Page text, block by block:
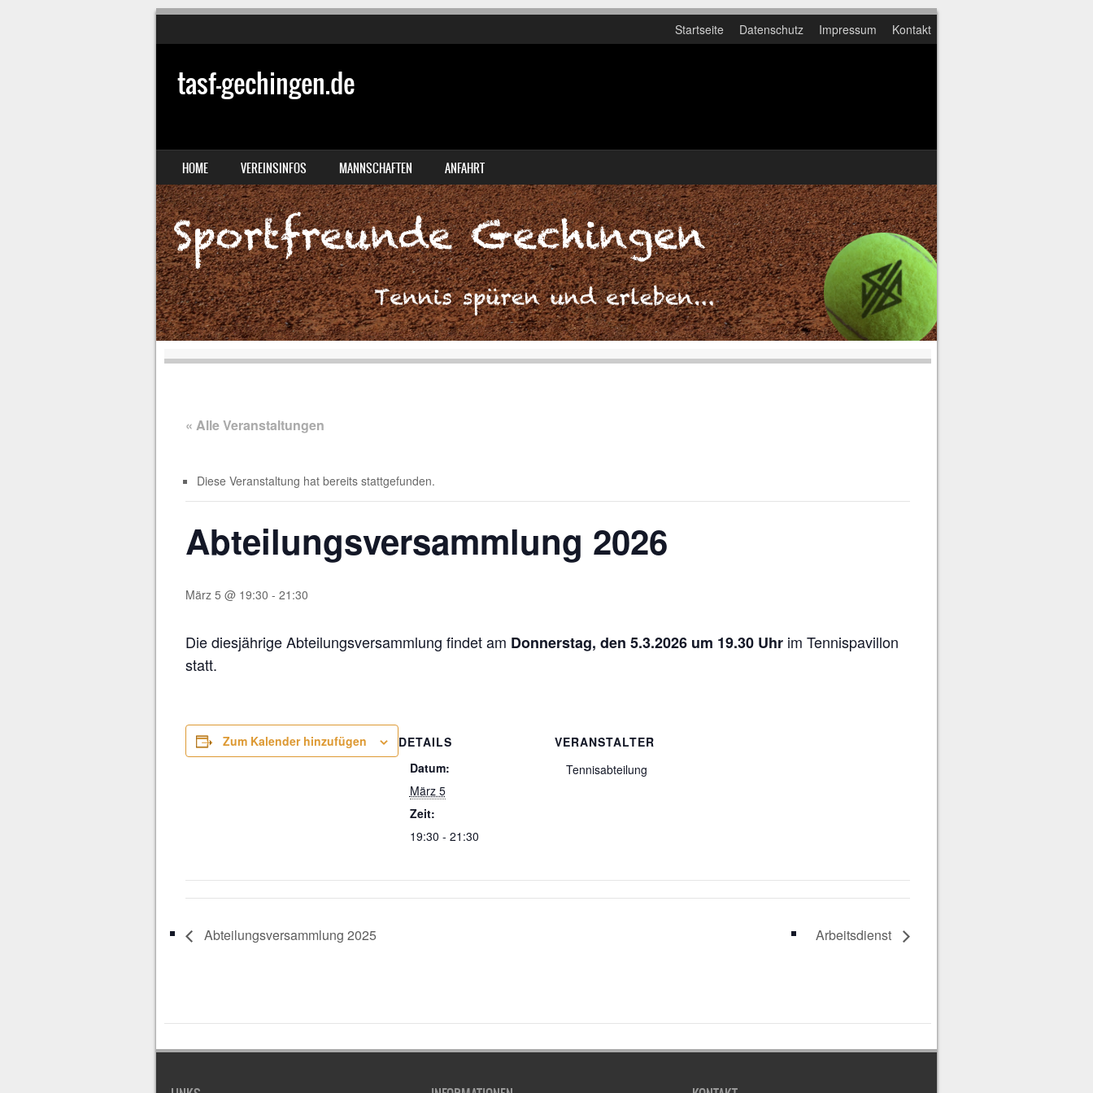
Startseite Datenschutz Impressum Kontakt
tasf-gechingen.de
MENU
SKIP TO CONTENT
HOME VEREINSINFOS MANNSCHAFTEN ANFAHRT
« Alle Veranstaltungen
Diese Veranstaltung hat bereits stattgefunden.
Abteilungsversammlung 2026
März 5 @ 19:30 - 21:30
Die diesjährige Abteilungsversammlung findet am Donnerstag, den 5.3.2026 um 19.30 Uhrim Tennispavillon
statt.
Zum Kalender hinzufügen
DETAILS
Datum:
März 5
Zeit:
19:30 - 21:30
VERANSTALTER
Tennisabteilung
Abteilungsversammlung 2025 Arbeitsdienst